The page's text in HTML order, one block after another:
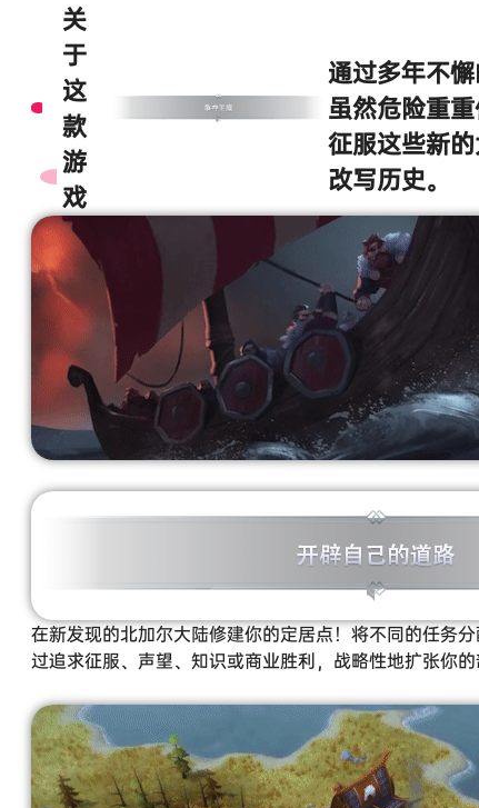
关
于
这
款
游
戏
通过多年不
虽然危险重
征服这些新
改写历史。
在新发现的北加尔大陆修建你的定居点！将不同的任务
过追求征服、声望、知识或商业胜利，战略性地扩张你的